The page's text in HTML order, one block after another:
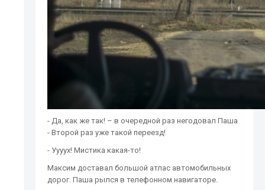
- Да, как же так! – в очередной раз негодовал Паша
- Второй раз уже такой переезд!
- Уууух! Мистика какая-то!
Максим доставал большой атлас автомобильных
дорог. Паша рылся в телефонном навигаторе.